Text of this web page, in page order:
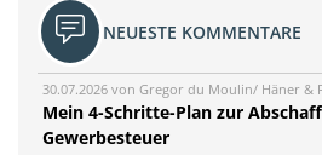
NEUESTE KOMMENTARE
30.07.2026 von Gregor du Moulin/ Häner &
Mein 4-Schritte-Plan zur
Gewerbesteuer